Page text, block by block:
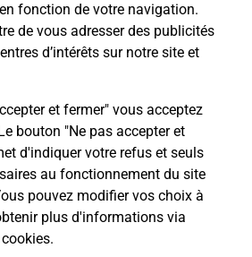
fonction de votre navigation.
de vous adresser des publicités
d’intérêts sur notre site et
et fermer" vous acceptez
bouton "Ne pas accepter et
d'indiquer votre refus et seuls
au fonctionnement du site
pouvez modifier vos choix à
plus d'informations via
.
mon code de la route
sous quelles
LA GRANDVILLE